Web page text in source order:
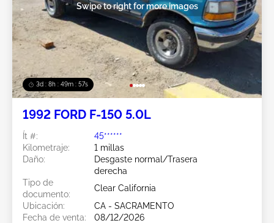
3d : 8h : 49m : 54s
Swipe to right for more images
1992 FORD F-150 5.0L
Ít #:
45******
Kilometraje:
1 millas
Daño:
Desgaste normal/Trasera
derecha
Tipo de
documento:
Clear California
Ubicación:
CA - SACRAMENTO
Fecha de venta:
08/12/2026